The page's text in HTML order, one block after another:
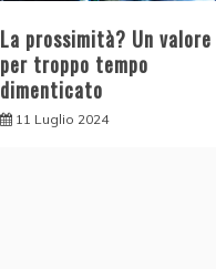
La prossimità? Un valore
per troppo tempo
dimenticato
11 Luglio 2024